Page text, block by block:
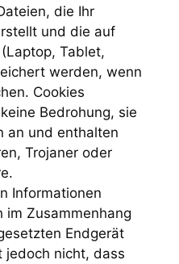
die Ihr
und die auf
Tablet,
werden, wenn
Cookies
Bedrohung, sie
an und enthalten
Trojaner oder
Informationen
im Zusammenhang
Endgerät
jedoch nicht, dass